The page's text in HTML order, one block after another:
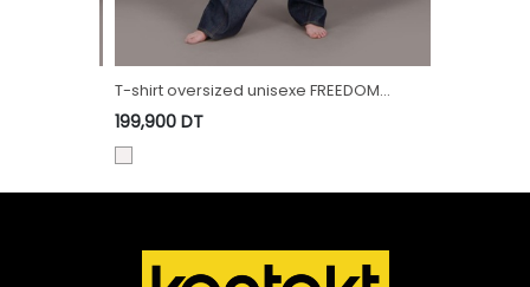
T-shirt oversized unisexe FREEDOM
Selvedge And Raw Look - TUNIS FASHION
WEEK 2024
199,900DT